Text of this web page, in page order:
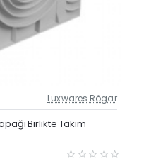
Güncel Fiyat
Luxwares Rögar
Birlikte Takım